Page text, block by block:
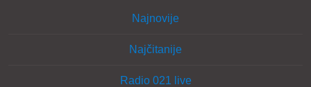
Najnovije
Najčitanije
Radio 021 live